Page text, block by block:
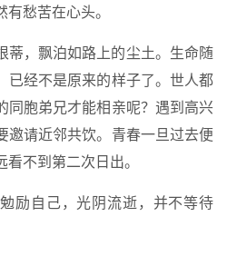
愁苦在心头。
蒂，飘泊如路上的尘土。生命随
已经不是原来的样子了。世人都
同胞弟兄才能相亲呢？遇到高兴
邀请近邻共饮。青春一旦过去便
不到第二次日出。
励自己，光阴流逝，并不等待